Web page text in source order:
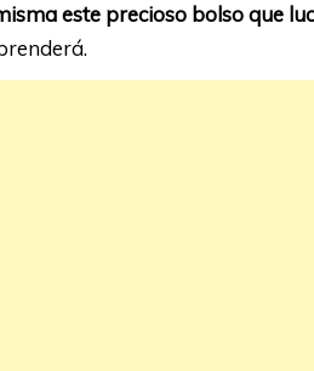
este precioso bolso que